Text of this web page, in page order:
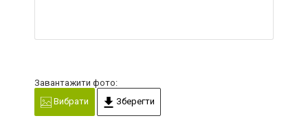
Завантажити фото:
Вибрати
Зберегти